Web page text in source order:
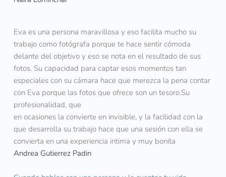
Eva es una persona maravillosa y eso facilita mucho su
trabajo como fotógrafa porque te hace sentir cómoda
delante del objetivo y eso se nota en el resultado de sus
fotos. Su capacidad para captar esos momentos tan
especiales con su cámara hace que merezca la pena contar
con Eva porque las fotos que ofrece son un tesoro.Su
profesionalidad, que
en ocasiones la convierte en invisible, y la facilidad con la
que desarrolla su trabajo hace que una sesión con ella se
convierta en una experiencia intima y muy bonita
Andrea Gutierrez Padin